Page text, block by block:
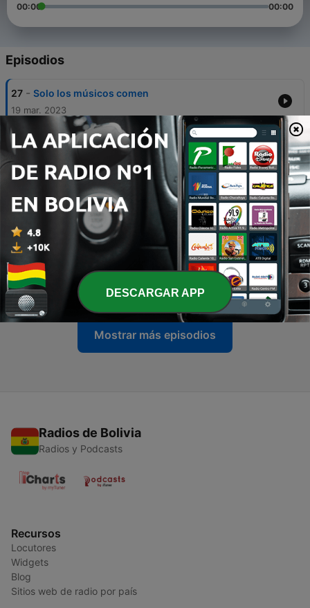
00:00 00:00
Episodios
27 - Solo los músicos comen
19 mar. 2023
26 - Componer una chacarera
19 mar. 2023
25 - Músicos enojados/das
19 mar. 2023
24 - Arreglos musicales en una banda
19 mar. 2023
23 - Problema de sonido en Cosquín
19 mar. 2023
Mostrar más episodios
Radios de Bolivia
Radios y Podcasts
Recursos
Locutores
Widgets
Blog
Sitios web de radio por país
DESCARGAR APP